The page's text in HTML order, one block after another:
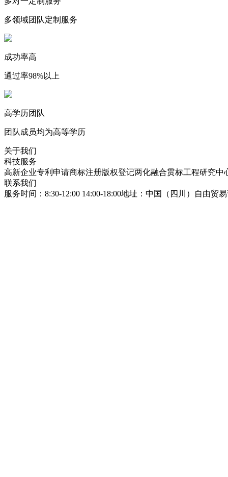
多领域团队定制服务
成功率高
通过率98%以上
高学历团队
团队成员均为高等学历
关于我们
科技服务
高新企业专利申请商标注册版权登记两化融合贯标工程研究中
联系我们
服务时间：8:30-12:00 14:00-18:00地址：中国（四川）自由贸